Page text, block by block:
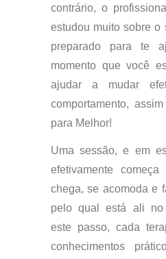
contrário, o
estudou muito sobre o
preparado para te
momento que você
ajudar a mudar
comportamento,
para Melhor!
Uma sessão, e em
efetivamente
chega, se acomoda e
pelo qual está ali no
este passo, cada
conhecimentos